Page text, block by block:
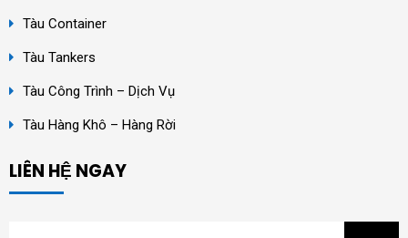
Tàu Container
Tàu Tankers
Tàu Công Trình – Dịch Vụ
Tàu Hàng Khô – Hàng Rời
LIÊN HỆ NGAY